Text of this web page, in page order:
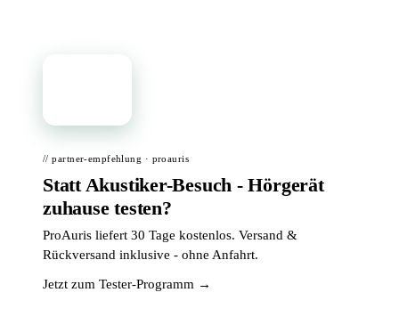
// partner-empfehlung · proauris
Statt Akustiker-Besuch - Hörgerät
zuhause testen?
ProAuris liefert 30 Tage kostenlos. Versand &
Rückversand inklusive - ohne Anfahrt.
Jetzt zum Tester-Programm →